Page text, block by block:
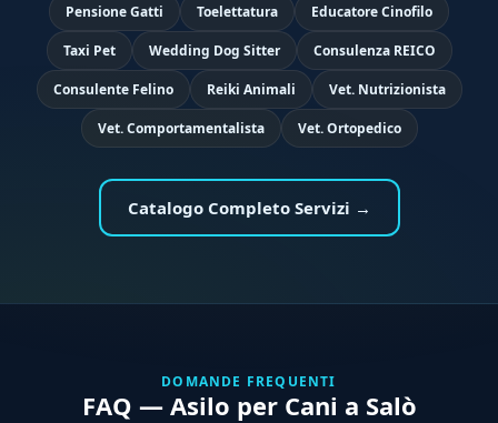
Pensione Gatti Toelettatura Educatore Cinofilo
Taxi Pet Wedding Dog Sitter Consulenza REICO
Consulente Felino Reiki Animali Vet. Nutrizionista
Vet. Comportamentalista Vet. Ortopedico
Catalogo Completo Servizi →
DOMANDE FREQUENTI
FAQ — Asilo per Cani a Salò